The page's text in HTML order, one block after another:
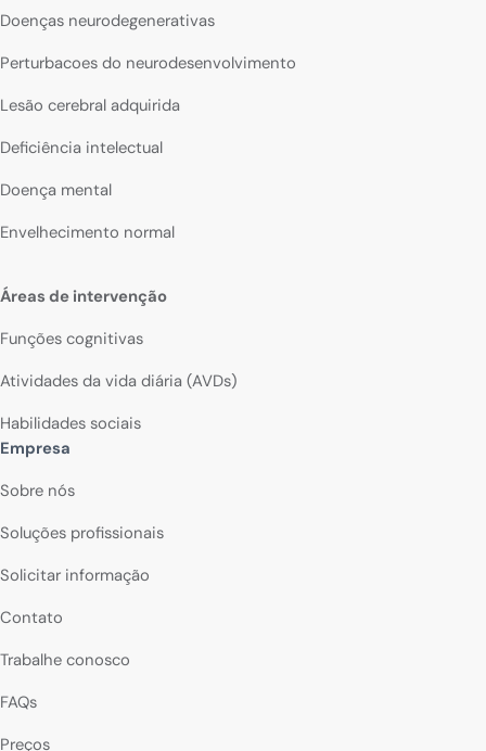
Doenças neurodegenerativas
Perturbacoes do neurodesenvolvimento
Lesão cerebral adquirida
Deficiência intelectual
Doença mental
Envelhecimento normal
Áreas de intervenção
Funções cognitivas
Atividades da vida diária (AVDs)
Habilidades sociais
Empresa
Sobre nós
Soluções profissionais
Solicitar informação
Contato
Trabalhe conosco
FAQs
Preços